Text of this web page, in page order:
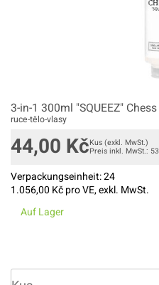
3-in-1 300ml "SQUEEZ" Chess
ruce-tělo-vlasy
44,00 KčKus (exkl. MwSt.)
Preis inkl. MwSt.:
Verpackungseinheit:24
1.056,00 Kč pro VE, exkl. MwSt.
Auf Lager